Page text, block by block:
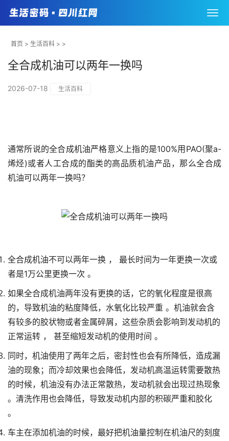
首页 > 生活百科 > >
全合成机油可以两年一换吗
2026-07-18 生活百科
通常所说的全合成机油严格意义上指的是100%用PAO(聚a-
烯烃)或者人工合成的酯类的高品质机油产品，那么全合成
机油可以两年一换吗？
全合成机油不可以两年一换 ， 最长时间为一年更换一次或
者是1万公里更换一次 。
如果全合成机油两年没有更换的话，它的氧化程度是很高
的，导致机油的粘度降低，水氧化比较严重 。机油就会含
有较多的胶状物或者金属碎屑，这些杂质会影响到发动机的
正常运转 ， 甚至缩短发动机的使用时间 。
同时，机油使用了两年之后，密封性也会有所降低，造成漏
油的现象；而冷却效果也会降低，发动机高温运转需要散热
的时候，机油没有办法正常散热，发动机就会出现过热现象
。清洗作用也会降低，导致发动机内部的积碳严重和胶化
。
车主在添加机油的时候，最好把机油量控制在机油尺的刻度